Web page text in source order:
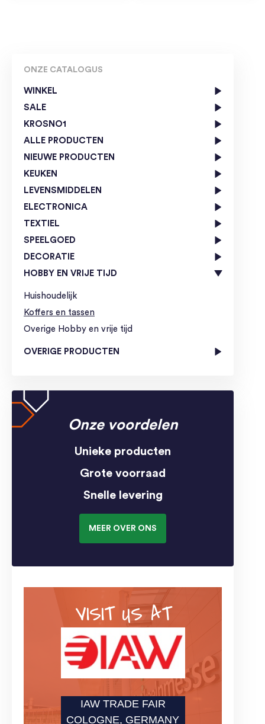
ONZE CATALOGUS
WINKEL
SALE
KROSNO1
ALLE PRODUCTEN
NIEUWE PRODUCTEN
KEUKEN
LEVENSMIDDELEN
ELECTRONICA
TEXTIEL
SPEELGOED
DECORATIE
HOBBY EN VRIJE TIJD
Huishoudelijk
Koffers en tassen
Overige Hobby en vrije tijd
OVERIGE PRODUCTEN
Onze voordelen
Unieke producten
Grote voorraad
Snelle levering
MEER OVER ONS
VISIT US AT
IAW TRADE FAIR
COLOGNE, GERMANY